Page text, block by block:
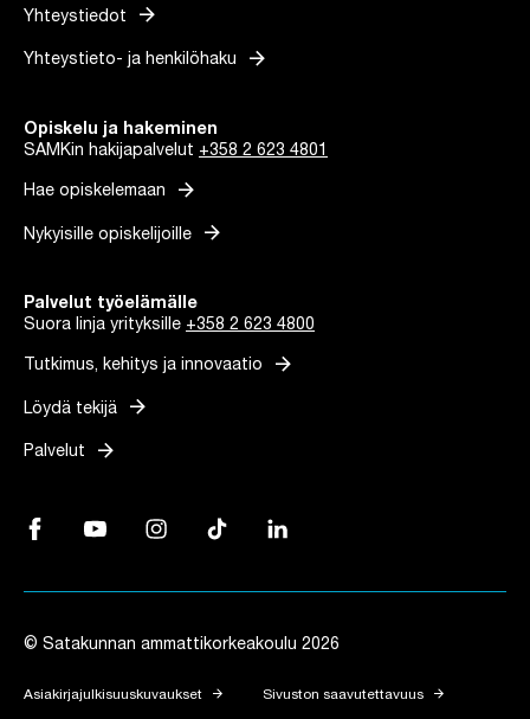
Yhteystiedot arrow_forward
Yhteystieto- ja henkilöhaku arrow_forward
Opiskelu ja hakeminen
SAMKin hakijapalvelut +358 2 623 4801
Hae opiskelemaan arrow_forward
Nykyisille opiskelijoille arrow_forward
Palvelut työelämälle
Suora linja yrityksille +358 2 623 4800
Tutkimus, kehitys ja innovaatio arrow_forward
Löydä tekijä arrow_forward
Palvelut arrow_forward
Facebook, Linkki avautuu uuteen välilehteen
YouTube, Linkki avautuu uuteen välilehteen
Instagram, Linkki avautuu uuteen välilehteen
TikTok, Linkki avautuu uuteen välilehteen
LinkedIn, Linkki avautuu uuteen
© Satakunnan ammattikorkeakoulu 2026
Asiakirjajulkisuuskuvaukset arrow_forward Sivuston saavutettavuus arrow_forward